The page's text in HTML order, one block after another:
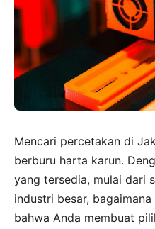
Mencari percetakan di
berburu harta karun.
yang tersedia, mulai dari
industri besar,
bahwa Anda membuat